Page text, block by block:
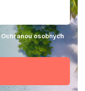
Ochranou osobných